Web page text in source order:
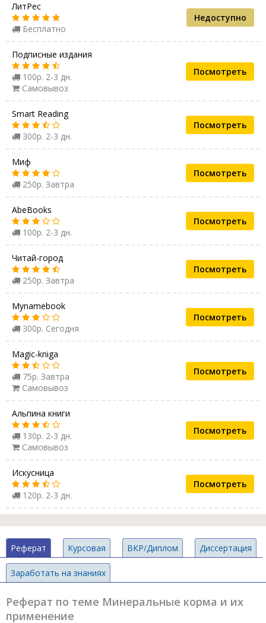
ЛитРес
Бесплатно
Недоступно
Подписные издания
100р. 2-3 дн.
Самовывоз
Посмотреть
Smart Reading
300р. 2-3 дн.
Посмотреть
Миф
250р. Завтра
Посмотреть
AbeBooks
100р. 2-3 дн.
Посмотреть
Читай-город
250р. Завтра
Посмотреть
Mynamebook
300р. Сегодня
Посмотреть
Magic-kniga
75р. Завтра
Самовывоз
Посмотреть
Альпина книги
130р. 2-3 дн.
Самовывоз
Посмотреть
Искусница
120р. 2-3 дн.
Посмотреть
Реферат Курсовая ВКР/Диплом Диссертация
Заработать на знаниях
Реферат по теме Минеральные корма и их
применение